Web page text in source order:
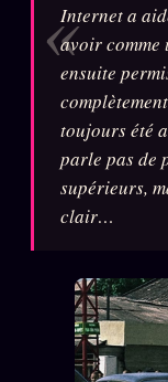
Oracle
Oracle
Oracle
Oracle
Oracle
Audit Social
LIVRES
Internet a
avoir comme
ensuite
toujours été
parle pas de
supérieurs,
clair…